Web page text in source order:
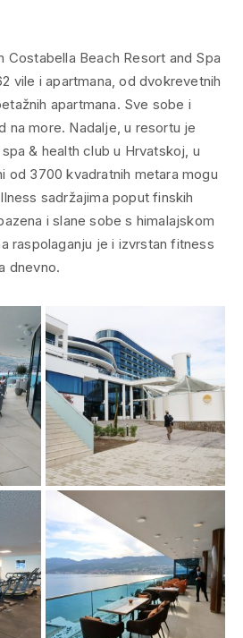
Costabella Beach Resort and Spa
vile i apartmana, od dvokrevetnih
apartmana. Sve sobe i
na more. Nadalje, u resortu je
& health club u Hrvatskoj, u
od 3700 kvadratnih metara mogu
sadržajima poput finskih
i slane sobe s himalajskom
raspolaganju je i izvrstan fitness
dnevno.